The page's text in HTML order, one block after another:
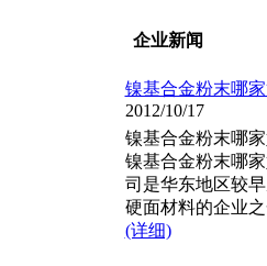
企业新闻
镍基合金粉末哪
2012/10/17
镍基合金粉末哪
镍基合金粉末哪
司是华东地区较
硬面材料的企业
(详细)